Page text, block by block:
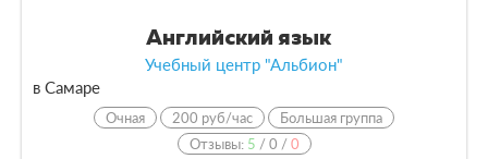
Английский язык
Учебный центр "Альбион"
в Самаре
Очная 200 руб/час
Большая группа
Отзывы: 5 /0 /0
По языку обучения